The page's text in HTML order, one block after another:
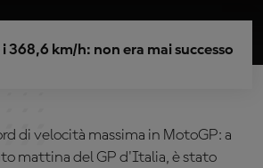
368,6 km/h: non era mai successo
di velocità massima in MotoGP: a
mattina del GP d'Italia, è stato